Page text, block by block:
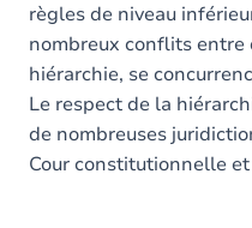
règles de niveau
nombreux conflits entre
hiérarchie, se
Le respect de la
de nombreuses
Cour constitutionnelle